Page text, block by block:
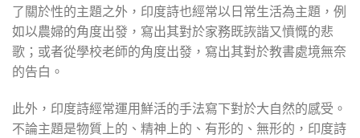
了關於性的主題之外，印度詩也經常以日常生活為主題，例
如以農婦的角度出發，寫出其對於家務既詼諧又憤慨的悲
歌；或者從學校老師的角度出發，寫出其對於教書處境無奈
的告白。
此外，印度詩經常運用鮮活的手法寫下對於大自然的感受。
不論主題是物質上的、精神上的、有形的、無形的，印度詩